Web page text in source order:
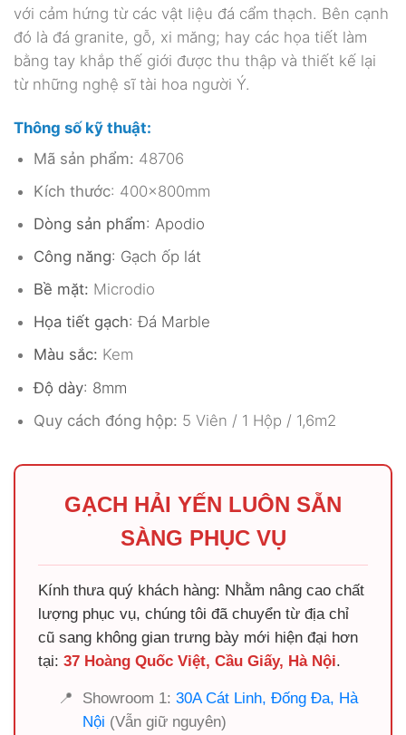
với cảm hứng từ các vật liệu đá cẩm thạch. Bên cạnh
đó là đá granite, gỗ, xi măng; hay các họa tiết làm
bằng tay khắp thế giới được thu thập và thiết kế lại
từ những nghệ sĩ tài hoa người Ý.
Thông số kỹ thuật:
Mã sản phẩm: 48706
Kích thước: 400x800mm
Dòng sản phẩm: Apodio
Công năng: Gạch ốp lát
Bề mặt: Microdio
Họa tiết gạch: Đá Marble
Màu sắc: Kem
Độ dày: 8mm
Quy cách đóng hộp: 5 Viên / 1 Hộp / 1,6m2
GẠCH HẢI YẾN LUÔN SẴN
SÀNG PHỤC VỤ
Kính thưa quý khách hàng: Nhằm nâng cao chất
lượng phục vụ, chúng tôi đã chuyển từ địa chỉ
cũ sang không gian trưng bày mới hiện đại hơn
tại: 37 Hoàng Quốc Việt, Cầu Giấy, Hà Nội.
📍 Showroom 1: 30A Cát Linh, Đống Đa, Hà
Nội (Vẫn giữ nguyên)